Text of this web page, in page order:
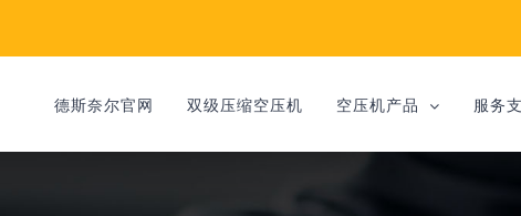
德斯奈尔官网 双级压缩空压机 空压机产品 服务